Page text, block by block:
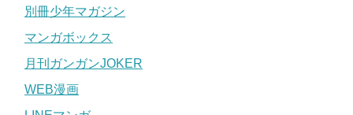
別冊少年マガジン
マンガボックス
月刊ガンガンJOKER
WEB漫画